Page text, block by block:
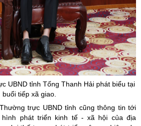
UBND tỉnh Tống Thanh Hải phát biểu tại
buổi tiếp xã giao.
trực UBND tỉnh cũng thông tin tới
phát triển kinh tế - xã hội của địa